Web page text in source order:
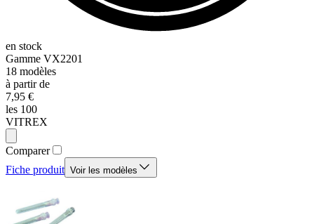
en stock
Gamme VX2201
18 modèles
à partir de
7,95 €
les 100
VITREX
Comparer
Fiche produit Voir les modèles